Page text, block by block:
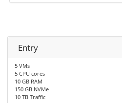
Entry
5 VMs
5 CPU cores
10 GB RAM
150 GB NVMe
10 TB Traffic